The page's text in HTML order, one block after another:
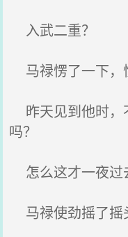
入武二重？
马禄愣了一下，
昨天见到他时，
吗？
怎么这才一夜过
马禄使劲摇了摇